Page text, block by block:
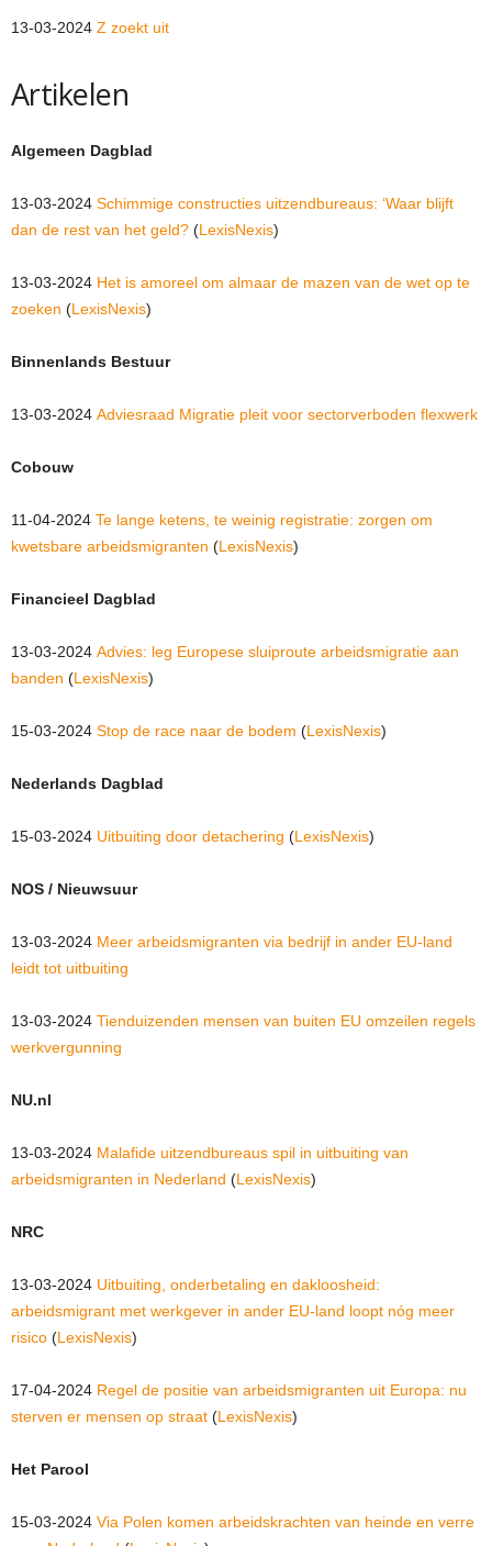
13-03-2024 Z zoekt uit
Artikelen
Algemeen Dagblad
13-03-2024 Schimmige constructies uitzendbureaus: ‘Waar blijft
dan de rest van het geld? (LexisNexis)
13-03-2024 Het is amoreel om almaar de mazen van de wet op te
zoeken (LexisNexis)
Binnenlands Bestuur
13-03-2024 Adviesraad Migratie pleit voor sectorverboden flexwerk
Cobouw
11-04-2024 Te lange ketens, te weinig registratie: zorgen om
kwetsbare arbeidsmigranten (LexisNexis)
Financieel Dagblad
13-03-2024 Advies: leg Europese sluiproute arbeidsmigratie aan
banden (LexisNexis)
15-03-2024 Stop de race naar de bodem (LexisNexis)
Nederlands Dagblad
15-03-2024 Uitbuiting door detachering (LexisNexis)
NOS / Nieuwsuur
13-03-2024 Meer arbeidsmigranten via bedrijf in ander EU-land
leidt tot uitbuiting
13-03-2024 Tienduizenden mensen van buiten EU omzeilen regels
werkvergunning
NU.nl
13-03-2024 Malafide uitzendbureaus spil in uitbuiting van
arbeidsmigranten in Nederland (LexisNexis)
NRC
13-03-2024 Uitbuiting, onderbetaling en dakloosheid:
arbeidsmigrant met werkgever in ander EU-land loopt nóg meer
risico (LexisNexis)
17-04-2024 Regel de positie van arbeidsmigranten uit Europa: nu
sterven er mensen op straat (LexisNexis)
Het Parool
15-03-2024 Via Polen komen arbeidskrachten van heinde en verre